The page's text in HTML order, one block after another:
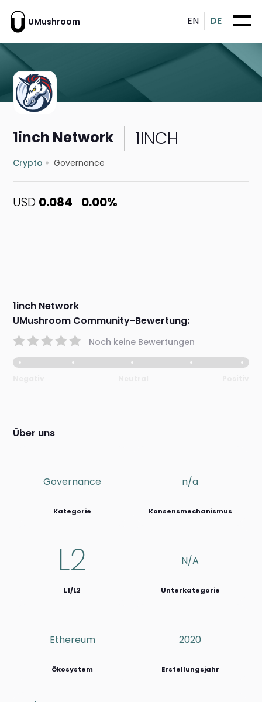
UMushroom EN DE
1inch Network 1INCH
Crypto Governance
USD 0.084 0.00%
1inch Network
UMushroom Community-Bewertung:
Noch keine Bewertungen
Über uns
Governance
Kategorie
n/a
Konsensmechanismus
L2
L1/L2
N/a
Unterkategorie
Ethereum
Ökosystem
2020
Erstellungsjahr